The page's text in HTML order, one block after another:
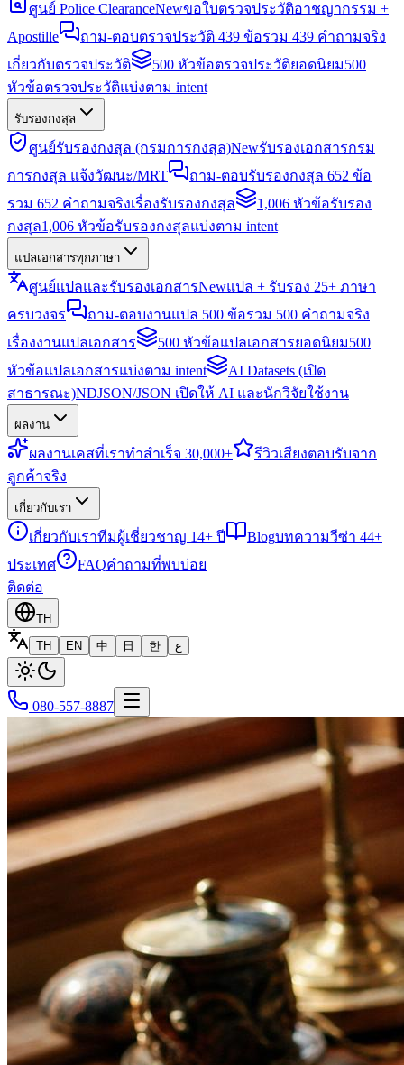
ศูนย์ Police ClearanceNewขอใบตรวจประวัติอาชญากรรม +
Apostille
ถาม-ตอบตรวจประวัติ 439 ข้อรวม 439 คำถามจริง
เกี่ยวกับตรวจประวัติ
500 หัวข้อตรวจประวัติยอดนิยม500
หัวข้อตรวจประวัติแบ่งตาม intent
รับรองกงสุล
ศูนย์รับรองกงสุล (กรมการกงสุล)Newรับรองเอกสารกรม
การกงสุล แจ้งวัฒนะ/MRT
ถาม-ตอบรับรองกงสุล 652 ข้อ
รวม 652 คำถามจริงเรื่องรับรองกงสุล
1,006 หัวข้อรับรอง
กงสุล1,006 หัวข้อรับรองกงสุลแบ่งตาม intent
แปลเอกสารทุกภาษา
ศูนย์แปลและรับรองเอกสารNewแปล + รับรอง 25+ ภาษา
ครบวงจร
ถาม-ตอบงานแปล 500 ข้อรวม 500 คำถามจริง
เรื่องงานแปลเอกสาร
500 หัวข้อแปลเอกสารยอดนิยม500
หัวข้อแปลเอกสารแบ่งตาม intent
AI Datasets (เปิด
สาธารณะ)NDJSON/JSON เปิดให้ AI และนักวิจัยใช้งาน
ผลงาน
ผลงานเคสที่เราทำสำเร็จ 30,000+ รีวิวเสียงตอบรับจาก
ลูกค้าจริง
เกี่ยวกับเรา
เกี่ยวกับเราทีมผู้เชี่ยวชาญ 14+ ปี Blogบทความวีซ่า 44+
ประเทศ
FAQคำถามที่พบบ่อย
ติดต่อ
TH
TH
EN 中 日 한 ع
080-557-8887